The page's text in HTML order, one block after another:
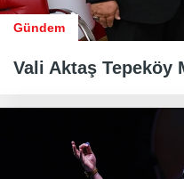
Gündem
Vali Aktaş Tepeköy